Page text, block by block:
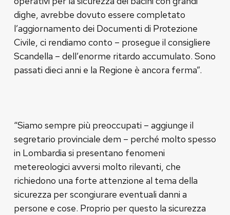
dighe, avrebbe dovuto essere completato
l’aggiornamento dei Documenti di Protezione
Civile, ci rendiamo conto – prosegue il consigliere
Scandella – dell’enorme ritardo accumulato. Sono
passati dieci anni e la Regione è ancora ferma”.
“Siamo sempre più preoccupati – aggiunge il
segretario provinciale dem – perché molto spesso
in Lombardia si presentano fenomeni
metereologici avversi molto rilevanti, che
richiedono una forte attenzione al tema della
sicurezza per scongiurare eventuali danni a
persone e cose. Proprio per questo la sicurezza